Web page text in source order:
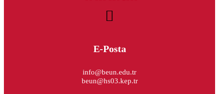
E-Posta
info@beun.edu.tr
beun@hs03.kep.tr